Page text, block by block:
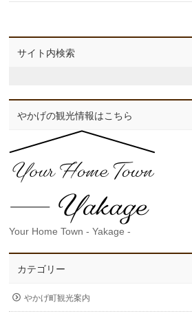
サイト内検索
やかげの観光情報はこちら
Your Home Town - Yakage -
カテゴリー
やかげ町観光案内